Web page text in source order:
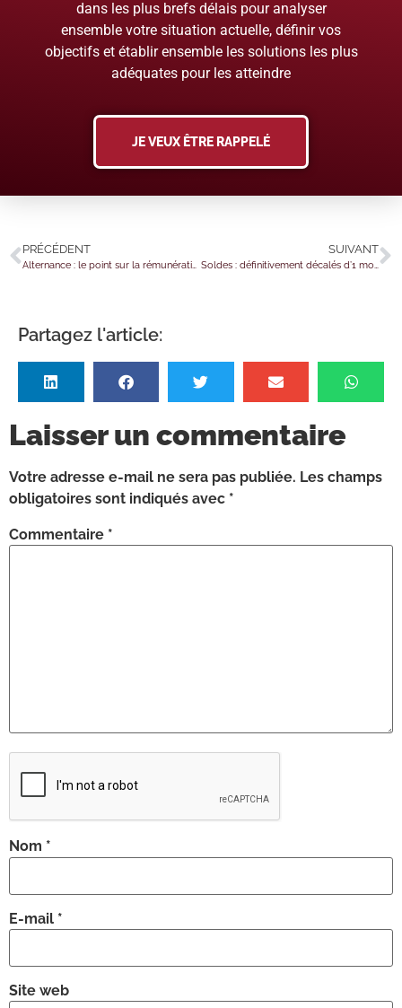
dans les plus brefs délais pour analyser
ensemble votre situation actuelle, définir vos
objectifs et établir ensemble les solutions les plus
adéquates pour les atteindre
JE VEUX ÊTRE RAPPELÉ
PRÉCÉDENT
Alternance : le point sur la rémunération
SUIVANT
Soldes : définitivement décalés d’1 mois ?
Partagez l'article:
Laisser un commentaire
Votre adresse e-mail ne sera pas publiée. Les champs
obligatoires sont indiqués avec *
Commentaire *
Nom *
E-mail *
Site web